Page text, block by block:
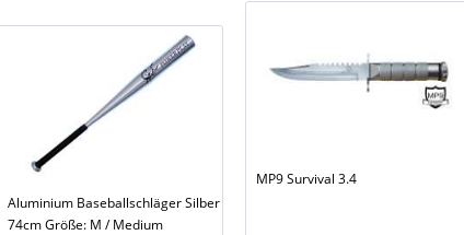
Aluminium Baseballschläger Silber
74cm Größe: M / Medium
MP9 Survival 3.4